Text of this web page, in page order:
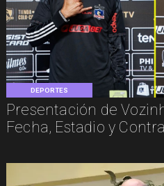
DEPORTES
Presentación de
Fecha, Estadio y